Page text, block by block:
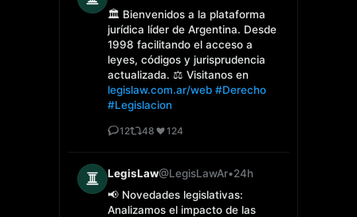
🏛️ Bienvenidos a la plataforma
jurídica líder de Argentina. Desde
1998 facilitando el acceso a
leyes, códigos y jurisprudencia
actualizada. ⚖️ Visitanos en
legislaw.com.ar/web #Derecho
#Legislacion
12 48 124
LegisLaw@LegisLawAr•24h
📢 Novedades legislativas:
Analizamos el impacto de las